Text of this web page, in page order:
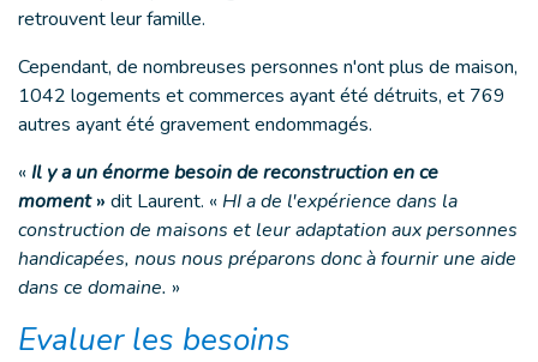
retrouvent leur famille.
Cependant, de nombreuses personnes n'ont plus de maison,
1042 logements et commerces ayant été détruits, et 769
autres ayant été gravement endommagés.
« Il y a un énorme besoin de reconstruction en ce
moment » dit Laurent. « HI a de l'expérience dans la
construction de maisons et leur adaptation aux personnes
handicapées, nous nous préparons donc à fournir une aide
dans ce domaine. »
Evaluer les besoins